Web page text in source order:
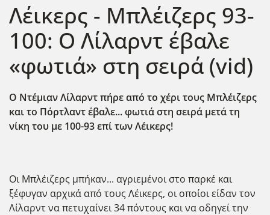
Λέικερς - Μπλέιζερς 93-
100: Ο Λίλαρντ έβαλε
«φωτιά» στη σειρά (vid)
Ο Ντέμιαν Λίλαρντ πήρε από το χέρι τους Μπλέιζερς
και το Πόρτλαντ έβαλε... φωτιά στη σειρά μετά τη
νίκη του με 100-93 επί των Λέικερς!
Οι Μπλέιζερς μπήκαν... αγριεμένοι στο παρκέ και
ξέφυγαν αρχικά από τους Λέικερς, οι οποίοι είδαν τον
Λίλαρντ να πετυχαίνει 34 πόντους και να οδηγεί την